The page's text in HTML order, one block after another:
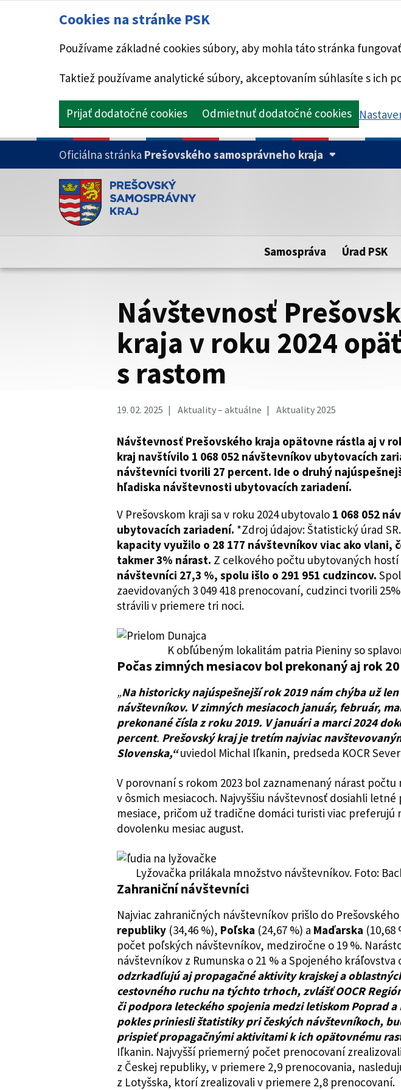
Cookies na stránke PSK
Používame základné cookies súbory, aby mohla táto stránka
Taktiež používame analytické súbory, akceptovaním súhlasíte s ich
Prijať dodatočné cookies Odmietnuť dodatočné cookies
PRESKOČIŤ NA HLAVNÝ OBSAH
Oficiálna stránka Prešovského samosprávneho kraja
Doména psk.sk je oficiálna
Toto je oficiálna webová stránka Prešovského samosprávneho kraja.
Samospráva Úrad PSK
Návštevnosť
kraja v roku 2024 opäť
s rastom
19. 02. 2025 Aktuality – aktuálne Aktuality 2025
Návštevnosť Prešovského kraja opätovne rástla aj v
kraj navštívilo 1 068 052 návštevníkov ubytovacích
návštevníci tvorili 27 percent. Ide o druhý
hľadiska návštevnosti ubytovacích zariadení.
V Prešovskom kraji sa v roku 2024 ubytovalo 1 068 052
ubytovacích zariadení. *Zdroj údajov: Štatistický úrad SR.
kapacity využilo o 28 177 návštevníkov viac ako vlani,
takmer 3% nárast. Z celkového počtu ubytovaných
návštevníci 27,3 %, spolu išlo o 291 951 cudzincov.
zaevidovaných 3 049 418 prenocovaní, cudzinci tvorili
strávili v priemere tri noci.
K obľúbeným lokalitám patria Pieniny so
Počas zimných mesiacov bol prekonaný aj rok
„Na historicky najúspešnejší rok 2019 nám chýba už
návštevníkov. V zimných mesiacoch január, február,
prekonané čísla z roku 2019. V januári a marci 2024
percent. Prešovský kraj je tretím najviac
Slovenska,“ uviedol Michal Iľkanin, predseda KOCR
V porovnaní s rokom 2023 bol zaznamenaný nárast
v ôsmich mesiacoch. Najvyššiu návštevnosť dosiahli
mesiace, pričom už tradične domáci turisti viac preferujú
dovolenku mesiac august.
Lyžovačka prilákala množstvo návštevníkov. Foto:
Zahraniční návštevníci
Najviac zahraničných návštevníkov prišlo do Prešovského
republiky (34,46 %), Poľska (24,67 %) a Maďarska (10,68
počet poľských návštevníkov, medziročne o 19 %.
návštevníkov z Rumunska o 21 % a Spojeného kráľovstva
odzrkadľujú aj propagačné aktivity krajskej a
cestovného ruchu na týchto trhoch, zvlášť OOCR
či podpora leteckého spojenia medzi letiskom Poprad
pokles priniesli štatistiky pri českých návštevníkoch,
prispieť propagačnými aktivitami k ich opätovnému
Iľkanin. Najvyšší priemerný počet prenocovaní
z Českej republiky, v priemere 2,9 prenocovania,
z Lotyšska, ktorí zrealizovali v priemere 2,8 prenocovaní.